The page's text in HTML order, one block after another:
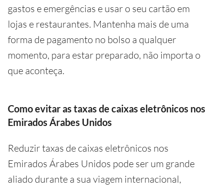
gastos e emergências e usar o seu cartão em
lojas e restaurantes. Mantenha mais de uma
forma de pagamento no bolso a qualquer
momento, para estar preparado, não importa o
que aconteça.
Como evitar as taxas de caixas eletrônicos nos
Emirados Árabes Unidos
Reduzir taxas de caixas eletrônicos nos
Emirados Árabes Unidos pode ser um grande
aliado durante a sua viagem internacional,